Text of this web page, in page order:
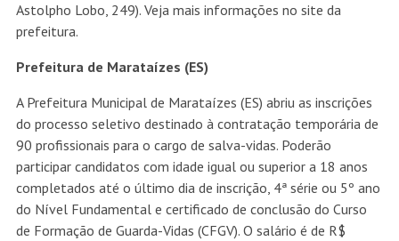
Astolpho Lobo, 249). Veja mais informações no site da
prefeitura.
Prefeitura de Marataízes (ES)
A Prefeitura Municipal de Marataízes (ES) abriu as inscrições
do processo seletivo destinado à contratação temporária de
90 profissionais para o cargo de salva-vidas. Poderão
participar candidatos com idade igual ou superior a 18 anos
completados até o último dia de inscrição, 4ª série ou 5º ano
do Nível Fundamental e certificado de conclusão do Curso
de Formação de Guarda-Vidas (CFGV). O salário é de R$